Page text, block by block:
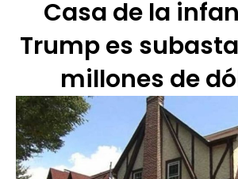
Casa de la
Trump es
millones de